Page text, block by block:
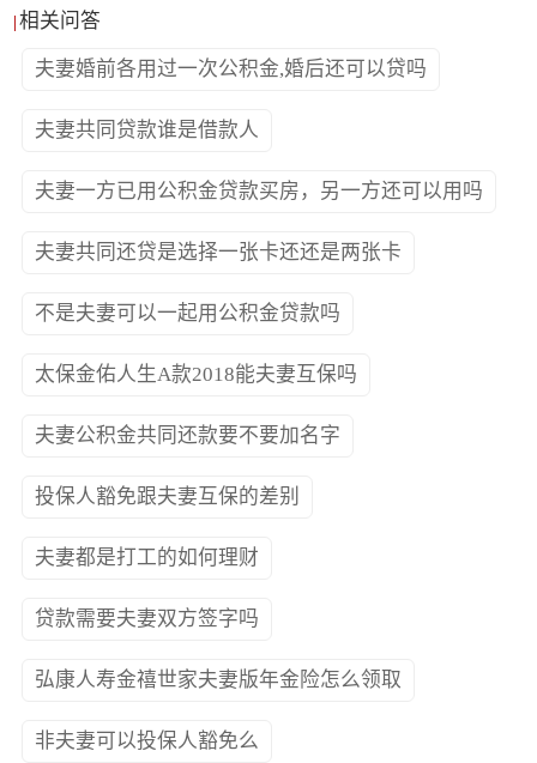
相关问答
夫妻婚前各用过一次公积金,婚后还可以贷吗
夫妻共同贷款谁是借款人
夫妻一方已用公积金贷款买房，另一方还可以用吗
夫妻共同还贷是选择一张卡还还是两张卡
不是夫妻可以一起用公积金贷款吗
太保金佑人生A款2018能夫妻互保吗
夫妻公积金共同还款要不要加名字
投保人豁免跟夫妻互保的差别
夫妻都是打工的如何理财
贷款需要夫妻双方签字吗
弘康人寿金禧世家夫妻版年金险怎么领取
非夫妻可以投保人豁免么